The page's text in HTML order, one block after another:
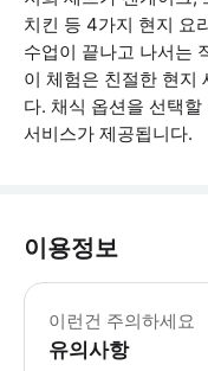
치킨 등 4가지 현지 요
수업이 끝나고 나서는
이 체험은 친절한 현지
다. 채식 옵션을 선택
서비스가 제공됩니다.
이용정보
이런건 주의하세요
유의사항